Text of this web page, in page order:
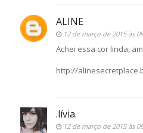
ALINE
12 de março de 2015 às
Achei essa cor linda,
http://
.lívia.
12 de março de 2015 às